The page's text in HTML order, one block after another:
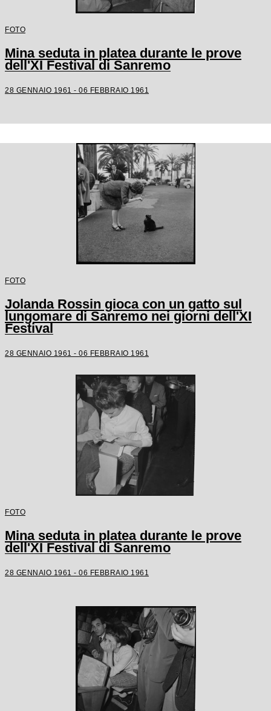
FOTO
Mina seduta in platea durante le prove
dell'XI Festival di Sanremo
28 GENNAIO 1961 - 06 FEBBRAIO 1961
FOTO
Jolanda Rossin gioca con un gatto sul
lungomare di Sanremo nei giorni dell'XI
Festival
28 GENNAIO 1961 - 06 FEBBRAIO 1961
FOTO
Mina seduta in platea durante le prove
dell'XI Festival di Sanremo
28 GENNAIO 1961 - 06 FEBBRAIO 1961